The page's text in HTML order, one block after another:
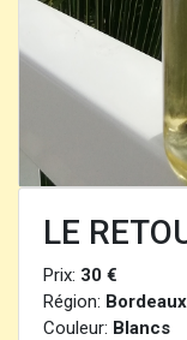
LE
Prix: 30 €
Région: Bordeaux
Couleur: Blancs